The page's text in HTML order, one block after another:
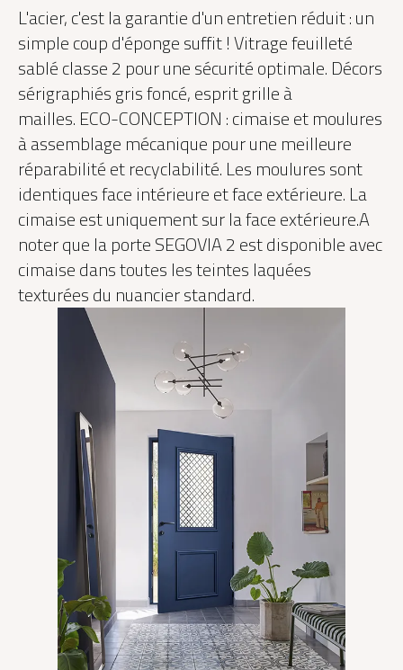
L'acier, c'est la garantie d'un entretien réduit : un
simple coup d'éponge suffit ! Vitrage feuilleté
sablé classe 2 pour une sécurité optimale. Décors
sérigraphiés gris foncé, esprit grille à
mailles. ECO-CONCEPTION : cimaise et moulures
à assemblage mécanique pour une meilleure
réparabilité et recyclabilité. Les moulures sont
identiques face intérieure et face extérieure. La
cimaise est uniquement sur la face extérieure.A
noter que la porte SEGOVIA 2 est disponible avec
cimaise dans toutes les teintes laquées
texturées du nuancier standard.